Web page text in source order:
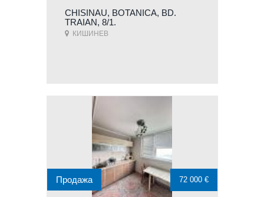
CHISINAU, BOTANICA, BD.
TRAIAN, 8/1.
КИШИНЕВ
Продажа 72 000 €